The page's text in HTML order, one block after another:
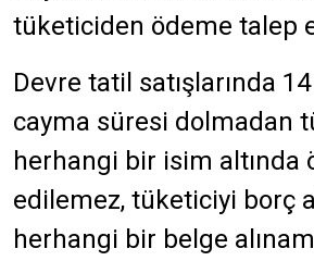
tüketiciden ödeme talep
Devre tatil satışlarında
cayma süresi dolmadan
herhangi bir isim altında
edilemez, tüketiciyi borç
herhangi bir belge